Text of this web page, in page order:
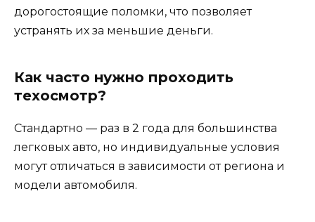
дорогостоящие поломки, что позволяет
устранять их за меньшие деньги.
Как часто нужно проходить
техосмотр?
Стандартно — раз в 2 года для большинства
легковых авто, но индивидуальные условия
могут отличаться в зависимости от региона и
модели автомобиля.